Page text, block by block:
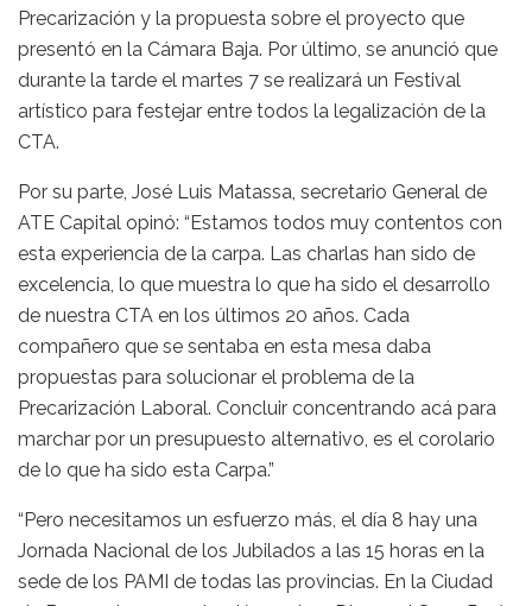
Precarización y la propuesta sobre el proyecto que
presentó en la Cámara Baja. Por último, se anunció que
durante la tarde el martes 7 se realizará un Festival
artístico para festejar entre todos la legalización de la
CTA.
Por su parte, José Luis Matassa, secretario General de
ATE Capital opinó: “Estamos todos muy contentos con
esta experiencia de la carpa. Las charlas han sido de
excelencia, lo que muestra lo que ha sido el desarrollo
de nuestra CTA en los últimos 20 años. Cada
compañero que se sentaba en esta mesa daba
propuestas para solucionar el problema de la
Precarización Laboral. Concluir concentrando acá para
marchar por un presupuesto alternativo, es el corolario
de lo que ha sido esta Carpa.”
“Pero necesitamos un esfuerzo más, el día 8 hay una
Jornada Nacional de los Jubilados a las 15 horas en la
sede de los PAMI de todas las provincias. En la Ciudad